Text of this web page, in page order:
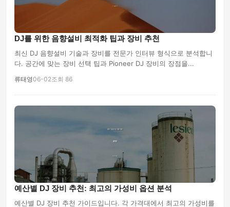
DJ를 위한 음향설비 최적화 팁과 장비 추천
최신 DJ 음향설비 기술과 장비를 전문가 인터뷰 형식으로 분석합니
다. 공간에 맞는 장비 선택 팁과 Pioneer DJ 장비의 장점을...
류태영06-02조회 86
예산별 DJ 장비 추천: 최고의 가성비 옵션 분석
예산별 DJ 장비 추천 가이드입니다. 각 가격대에서 최고의 가성비를